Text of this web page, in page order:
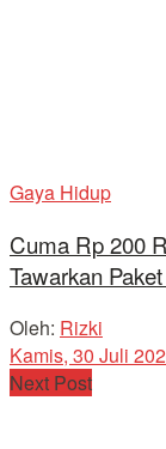
Gaya Hidup
Cuma Rp 200
Tawarkan
Oleh: Rizki
Kamis, 30 Juli
Next Post